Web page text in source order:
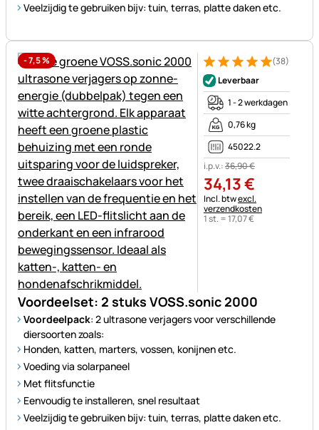
Veelzijdig te gebruiken bijv: tuin, terras, platte daken etc.
-7,5%
Voordeelset: 2 stuks VOSS.sonic 2000
Voordeelpack: 2 ultrasone verjagers voor verschillende
diersoorten zoals:
Honden, katten, marters, vossen, konijnen etc.
Voeding via solarpaneel
Met flitsfunctie
Eenvoudig te installeren, snel resultaat
Veelzijdig te gebruiken bijv: tuin, terras, platte daken etc.
Beoordeling: 5 van 5 (38
38 Bewertungen (38)
Leverbaar
1 - 2 werkdagen
0,76 kg
45022.2
i.p.v.:36,90€
34,13€
Belastinginformatie:
Incl. btwexcl.
verzendkosten
1 st. =17,07€